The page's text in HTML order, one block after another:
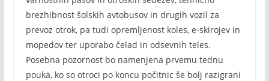
brezhibnost šolskih avtobusov in drugih vozil za
prevoz otrok, pa tudi opremljenost koles, e-skirojev in
mopedov ter uporabo čelad in odsevnih teles.
Posebna pozornost bo namenjena prvemu tednu
pouka, ko so otroci po koncu počitnic še bolj razigrani